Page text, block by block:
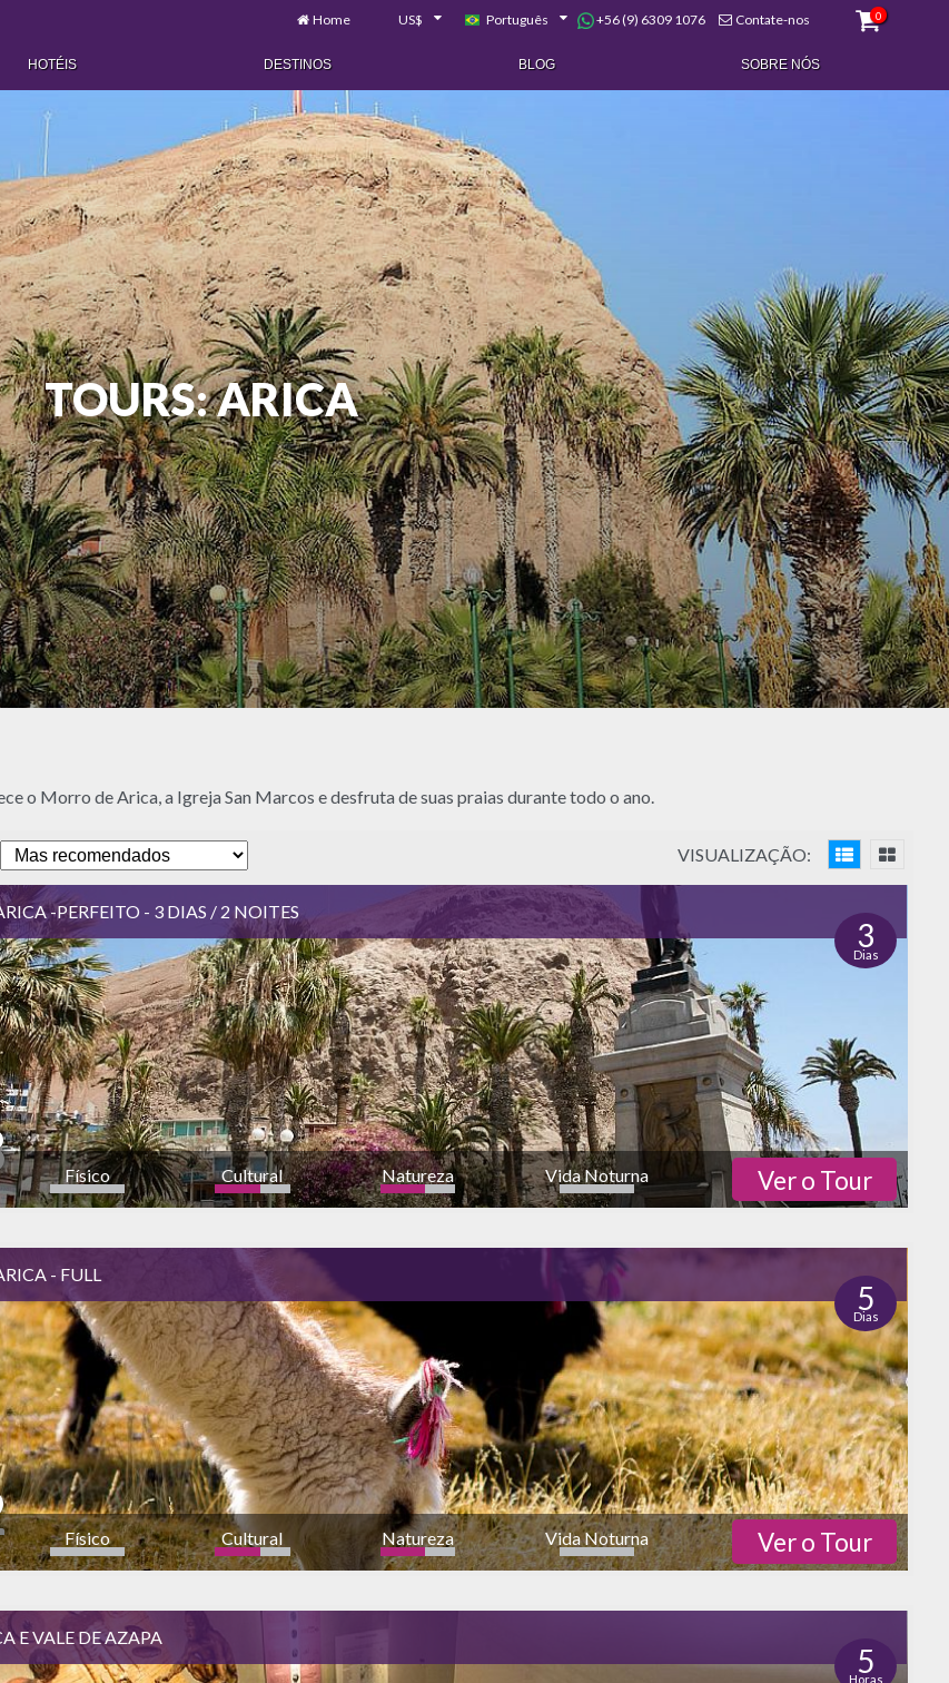
Home US$ Português +56 (9) 6309 1076 Contate-nos 0
HOTÉIS DESTINOS BLOG SOBRE NÓS
TOURS: ARICA
o Morro de Arica, a Igreja San Marcos e desfruta de suas praias durante todo o ano.
VISUALIZAÇÃO:
-PERFEITO - 3 DIAS / 2 NOITES
3
Dias
Físico Cultural Natureza Vida Noturna Ver o Tour
- FULL
5
Dias
Físico Cultural Natureza Vida Noturna Ver o Tour
E VALE DE AZAPA
5
Horas